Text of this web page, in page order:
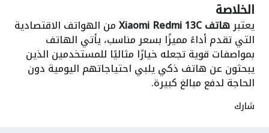
الخلاصة
يعتبرهاتف Xiaomi Redmi 13C من الهواتف الاقتصادية
التي تقدم أداءً مميزًا بسعر مناسب، يأتي الهاتف
بمواصفات قوية تجعله خيارًا مثاليًا للمستخدمين الذين
يبحثون عن هاتف ذكي يلبي احتياجاتهم اليومية دون
الحاجة لدفع مبالغ كبيرة.
شارك